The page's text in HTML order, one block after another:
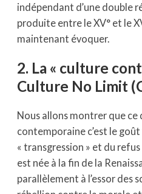
indépendant d’une double
produite entre le XV° et le
maintenant évoquer.
2. La « culture
Culture No Limit
Nous allons montrer que
contemporaine c’est le
« transgression » et du
est née à la fin de la
parallèlement à l’essor des